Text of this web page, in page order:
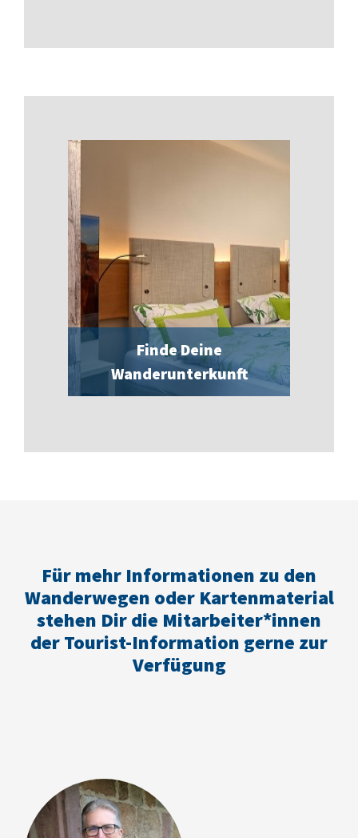
Finde Deine
Wanderunterkunft
Für mehr Informationen zu den
Wanderwegen oder Kartenmaterial
stehen Dir die Mitarbeiter*innen
der Tourist-Information gerne zur
Verfügung